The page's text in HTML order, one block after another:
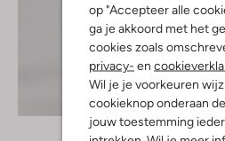
op "Accepteer alle
ga je akkoord met het
cookies zoals
privacy- en
Wil je je voorkeuren
cookieknop onderaan
jouw toestemming
Ontdek de look